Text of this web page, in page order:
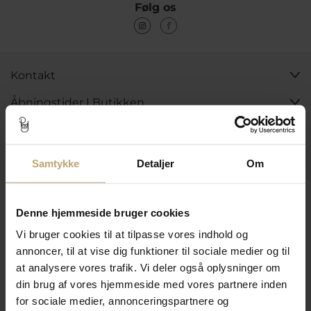
Samtykke Detaljer Om
Denne hjemmeside bruger cookies
Vi bruger cookies til at tilpasse vores indhold og
annoncer, til at vise dig funktioner til sociale medier og til
at analysere vores trafik. Vi deler også oplysninger om
din brug af vores hjemmeside med vores partnere inden
for sociale medier, annonceringspartnere og
Følg os
Kontakt
Åbningstider I Butikken
Information
Betalingsmuligheder